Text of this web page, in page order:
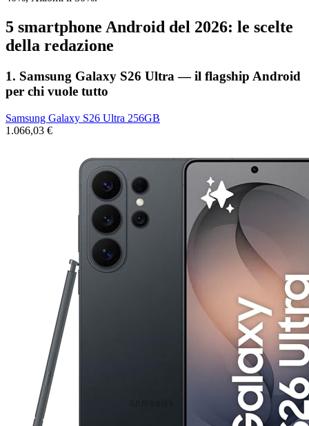
5 smartphone Android del 2026: le scelte
della redazione
1. Samsung Galaxy S26 Ultra — il flagship Android
per chi vuole tutto
Samsung Galaxy S26 Ultra 256GB
1.066,03 €